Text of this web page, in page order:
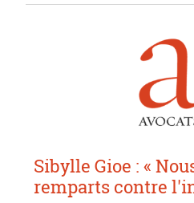
Sibylle Gioe : «
remparts contre